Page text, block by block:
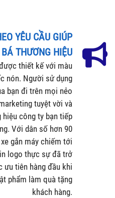
YÊU CẦU GIÚP
THƯƠNG HIỆU
thiết kế với màu
nón. Người sử dụng
bạn đi trên mọi nẻo
tuyệt vời và
công ty bạn tiếp
Với dân số hơn 90
gắn máy chiếm tới
logo thực sự đã trở
tiên hàng đầu khi
phẩm làm quà tặng
khách hàng.